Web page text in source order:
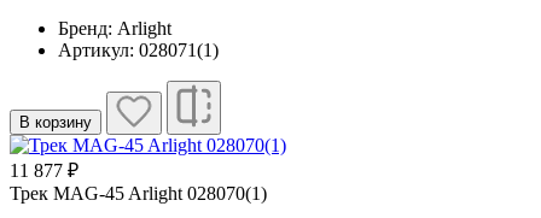
Бренд: Arlight
Артикул: 028071(1)
В корзину
11 877 ₽
Трек MAG-45 Arlight 028070(1)